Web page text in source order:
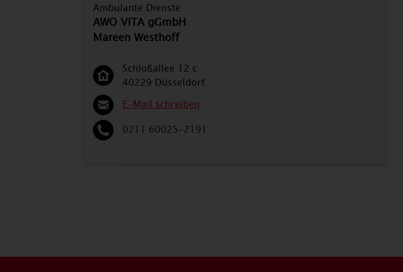
Ambulante Dienste
AWO VITA gGmbH
Mareen Westhoff
Schloßallee 12 c
40229 Düsseldorf
E-Mail schreiben
0211 60025-2191